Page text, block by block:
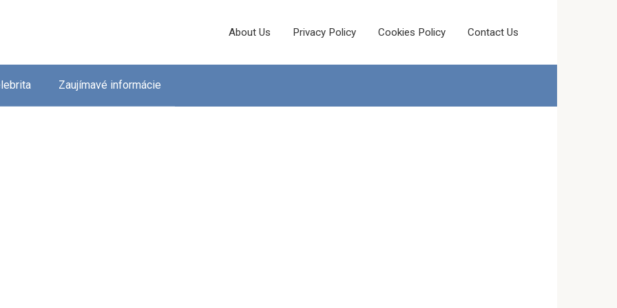
About Us Privacy Policy Cookies Policy Contact Us
Zaujímavé informácie